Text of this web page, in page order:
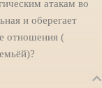
атакам во
и оберегает
отношения (